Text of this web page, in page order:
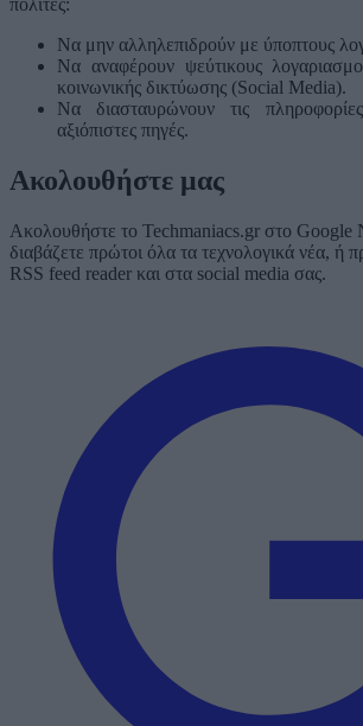
πολίτες:
Να μην αλληλεπιδρούν με ύποπτους
Να αναφέρουν ψεύτικους
κοινωνικής δικτύωσης (Social Media).
Να διασταυρώνουν τις
αξιόπιστες πηγές.
Ακολουθήστε μας
Ακολουθήστε το Techmaniacs.gr στο Google
διαβάζετε πρώτοι όλα τα τεχνολογικά νέα, ή
RSS feed reader και στα social media σας.